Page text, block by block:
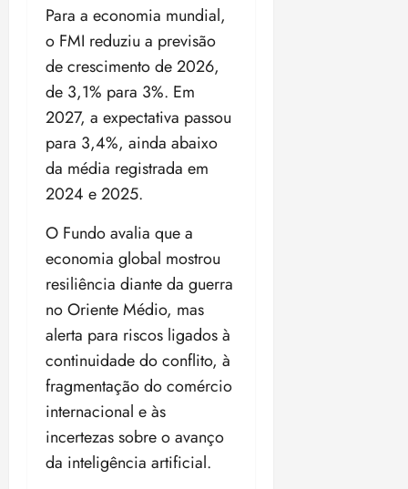
Para a economia mundial,
o FMI reduziu a previsão
de crescimento de 2026,
de 3,1% para 3%. Em
2027, a expectativa passou
para 3,4%, ainda abaixo
da média registrada em
2024 e 2025.
O Fundo avalia que a
economia global mostrou
resiliência diante da guerra
no Oriente Médio, mas
alerta para riscos ligados à
continuidade do conflito, à
fragmentação do comércio
internacional e às
incertezas sobre o avanço
da inteligência artificial.